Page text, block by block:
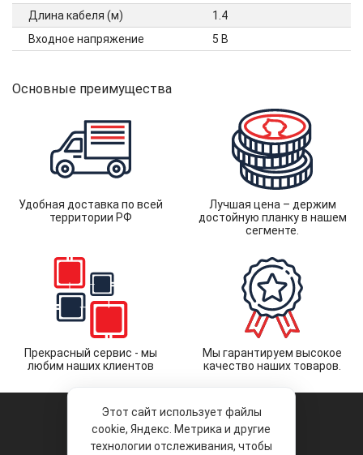
Длина кабеля (м)
1.4
Входное напряжение
5 В
Основные преимущества
Удобная доставка по всей
территории РФ
Лучшая цена – держим
достойную планку в нашем
сегменте.
Прекрасный сервис - мы
любим наших клиентов
Мы гарантируем высокое
качество наших товаров.
Этот сайт использует файлы
cookie, Яндекс. Метрика и другие
технологии отслеживания, чтобы